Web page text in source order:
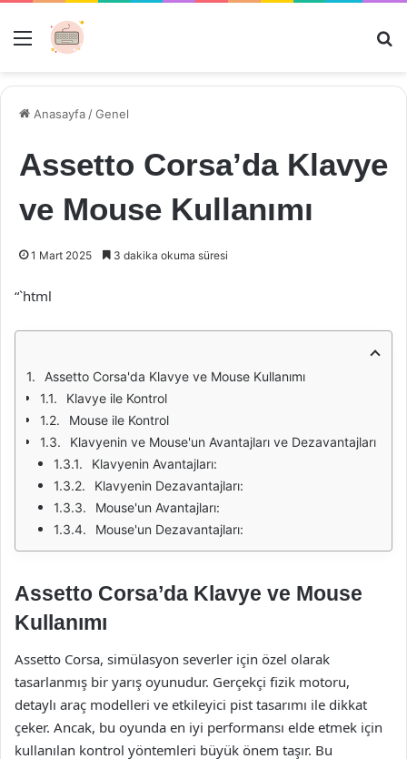
Menü
Anasayfa /Genel
Assetto Corsa’da Klavye
ve Mouse Kullanımı
1 Mart 2025 3 dakika okuma süresi
“`html
Assetto Corsa'da Klavye ve Mouse Kullanımı
Klavye ile Kontrol
Mouse ile Kontrol
Klavyenin ve Mouse'un Avantajları ve Dezavantajları
Klavyenin Avantajları:
Klavyenin Dezavantajları:
Mouse'un Avantajları:
Mouse'un Dezavantajları:
Assetto Corsa’da Klavye ve Mouse
Kullanımı
Assetto Corsa, simülasyon severler için özel olarak
tasarlanmış bir yarış oyunudur. Gerçekçi fizik motoru,
detaylı araç modelleri ve etkileyici pist tasarımı ile dikkat
çeker. Ancak, bu oyunda en iyi performansı elde etmek için
kullanılan kontrol yöntemleri büyük önem taşır. Bu